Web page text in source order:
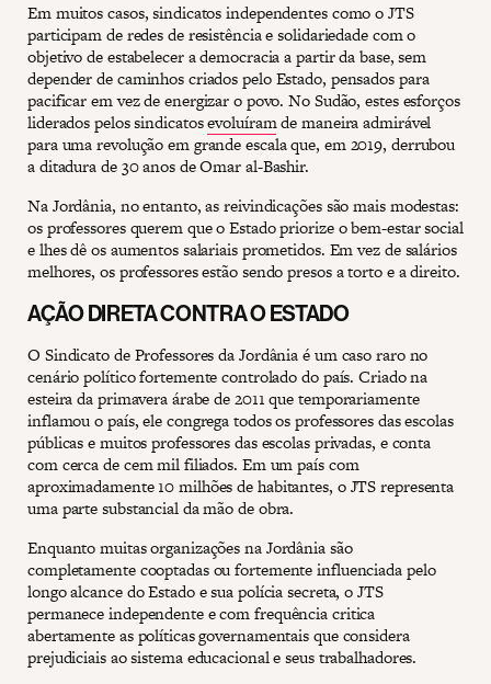
Em muitos casos, sindicatos independentes como o JTS
participam de redes de resistência e solidariedade com o
objetivo de estabelecer a democracia a partir da base, sem
depender de caminhos criados pelo Estado, pensados para
pacificar em vez de energizar o povo. No Sudão, estes esforços
liderados pelos sindicatosevoluíramde maneira admirável
para uma revolução em grande escala que, em 2019, derrubou
a ditadura de 30 anos de Omar al-Bashir.
Na Jordânia, no entanto, as reivindicações são mais modestas:
os professores querem que o Estado priorize o bem-estar social
e lhes dê os aumentos salariais prometidos. Em vez de salários
melhores, os professores estão sendo presos a torto e a direito.
AÇÃO DIRETA CONTRA O ESTADO
O Sindicato de Professores da Jordânia é um caso raro no
cenário político fortemente controlado do país. Criado na
esteira da primavera árabe de 2011 que temporariamente
inflamou o país, ele congrega todos os professores das escolas
públicas e muitos professores das escolas privadas, e conta
com cerca de cem mil filiados. Em um país com
aproximadamente 10 milhões de habitantes, o JTS representa
uma parte substancial da mão de obra.
Enquanto muitas organizações na Jordânia são
completamente cooptadas ou fortemente influenciada pelo
longo alcance do Estado e sua polícia secreta, o JTS
permanece independente e com frequência critica
abertamente as políticas governamentais que considera
prejudiciais ao sistema educacional e seus trabalhadores.